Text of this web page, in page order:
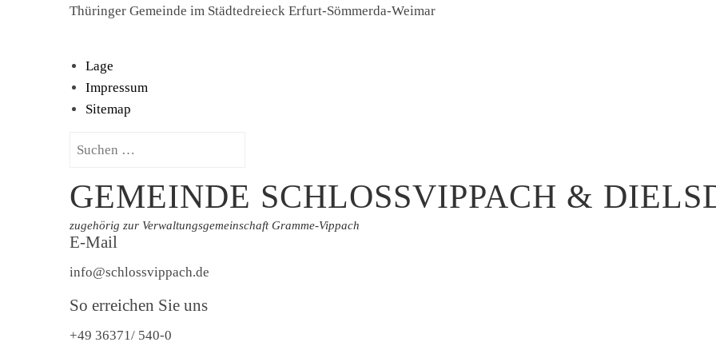
Thüringer Gemeinde im Städtedreieck Erfurt-Sömmerda-Weimar
Lage
Impressum
Sitemap
Suchen
GEMEINDE SCHLOSSVIPPACH &
zugehörig zur Verwaltungsgemeinschaft Gramme-Vippach
E-Mail
info@schlossvippach.de
So erreichen Sie uns
+49 36371/ 540-0